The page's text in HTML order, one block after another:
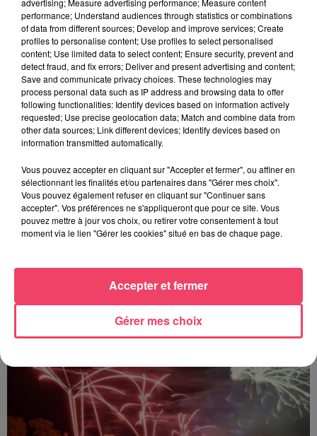
INTÉRESSER
HAUT-ANJOU. MOINS DE VISITEURS, MOINS D'ARGENT... VICTIME
DE LA...
performance; Understand audiences through statistics or combinations
of data from different sources; Develop and improve services; Create
profiles to personalise content; Use profiles to select personalised
content; Use limited data to select content; Ensure security, prevent and
detect fraud, and fix errors; Deliver and present advertising and content;
Save and communicate privacy choices. These technologies may
process personal data such as IP address and browsing data to offer
following functionalities: Identify devices based on information actively
requested; Use precise geolocation data; Match and combine data from
other data sources; Link different devices; Identify devices based on
information transmitted automatically.
Vous pouvez accepter en cliquant sur "Accepter et fermer", ou affiner en
sélectionnant les finalités et/ou partenaires dans "Gérer mes choix".
Vous pouvez également refuser en cliquant sur "Continuer sans
accepter". Vos préférences ne s'appliqueront que pour ce site. Vous
pouvez mettre à jour vos choix, ou retirer votre consentement à tout
moment via le lien "Gérer les cookies" situé en bas de chaque page.
Gérer mes choix
Accepter et fermer